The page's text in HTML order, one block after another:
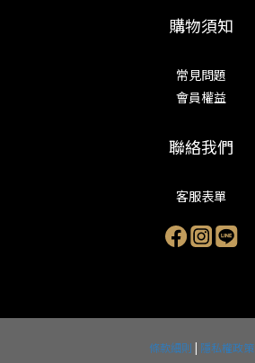
購物須知
常見問題
會員權益
聯絡我們
客服表單
條款細則 | 隱私權政策